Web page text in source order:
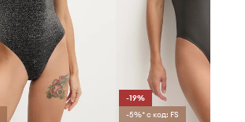
-19%
-5%* с код: FS